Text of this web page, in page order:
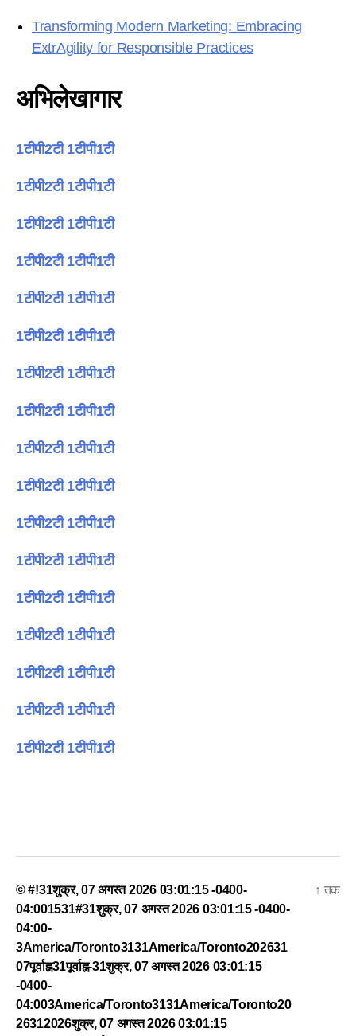
Transforming Modern Marketing: Embracing
ExtrAgility for Responsible Practices
अभिलेखागार
1टीपी2टी 1टीपी1टी
1टीपी2टी 1टीपी1टी
1टीपी2टी 1टीपी1टी
1टीपी2टी 1टीपी1टी
1टीपी2टी 1टीपी1टी
1टीपी2टी 1टीपी1टी
1टीपी2टी 1टीपी1टी
1टीपी2टी 1टीपी1टी
1टीपी2टी 1टीपी1टी
1टीपी2टी 1टीपी1टी
1टीपी2टी 1टीपी1टी
1टीपी2टी 1टीपी1टी
1टीपी2टी 1टीपी1टी
1टीपी2टी 1टीपी1टी
1टीपी2टी 1टीपी1टी
1टीपी2टी 1टीपी1टी
1टीपी2टी 1टीपी1टी
© #!31शुक्र, 07 अगस्त 2026 03:01:15 -0400-
04:001531#31शुक्र, 07 अगस्त 2026 03:01:15 -0400-
04:00-
3America/Toronto3131America/Toronto202631
07पूर्वाह्न31पूर्वाह्न-31शुक्र, 07 अगस्त 2026 03:01:15
-0400-
04:003America/Toronto3131America/Toronto20
26312026शुक्र, 07 अगस्त 2026 03:01:15
↑ तक